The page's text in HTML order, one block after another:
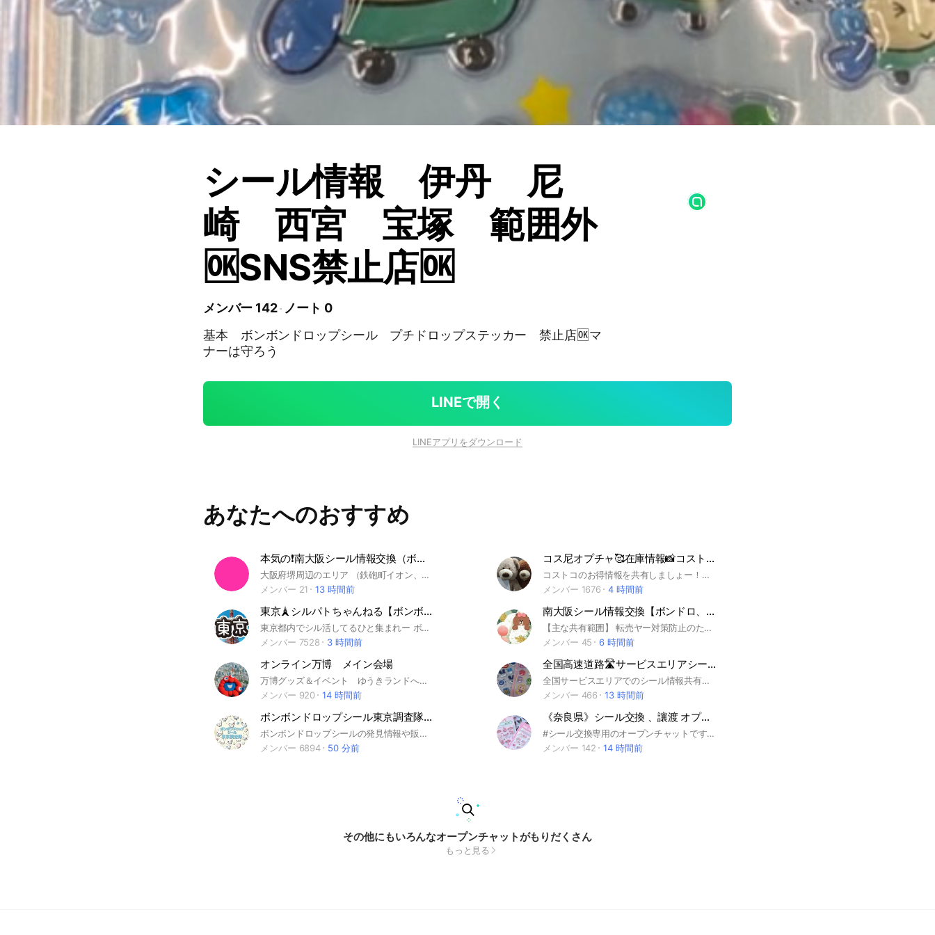
シール情報 伊丹 尼
崎 西宮 宝塚 範囲外
🆗SNS禁止店🆗
メンバー 142
ノート 0
基本 ボンボンドロップシール プチドロップステッカー 禁止店🆗マ
ナーは守ろう
LINEで開く
LINEアプリをダウンロード
あなたへのおすすめ
本気の❗️南大阪シール情報交換（ボンボンうるちゅるプチドロ）
大阪府堺周辺のエリア （鉄砲町イオン、北花田イオン、泉南イオン、セブンパーク天美、アリオ鳳、ウイングス、鳳イオン、ららぽ和泉、ドンキホーテ、しまむらなど） の情報を共有できればと思っております⭐︎ 平面シールの情報はなし 立体シールのみ！ 頻繁にシル活、共有をしてくれる方のみのオプチャにしたいと思っているので、 メンバー整理を定期的にいたします⭐︎ 他オプチャへの共有✖︎ 入るといいことがあるかもしれません…！ #大阪 #シール情報交換 #ボンボンドロップシール #うるちゅる #プチドロップステッカー #南大阪
メンバー 21
13 時間前
コス尼オプチャ🥰在庫情報📸コストコ尼崎倉庫店#コス尼オプチャ
コストコのお得情報を共有しましょー！！店内の割引情報、入荷情報、オススメ購入品など、パシャっと、サクッと載せて、皆お得にお買い物できますようにー！！ #コス尼オプチャ #尼崎倉庫店 #尼崎 #コストコ #costco #コストコ購入品 #クーポン #割引 #新商品 #店内写真 #割引情報 #店内情報
メンバー 1676
4 時間前
東京🗼シルパトちゃんねる【ボンボンドロップシール情報】
東京都内でシル活してるひと集まれー ボンドロ ボンボンドロップシール シルパト シル活 シール帳
メンバー 7528
3 時間前
南大阪シール情報交換【ボンドロ、プチドロ、うるちゅる】
【主な共有範囲】 転売ヤー対策防止のため定期的にメンバー整理を行います。 ららぽ堺、中百舌鳥、富田林、アリオ鳳、鳳ウィングス、原山バラエティ、松原ドンキ、和泉中央ドンキ、鉄砲町など #シル活 #シール #ボンボンドロップシール #南大阪 #南河内
メンバー 45
6 時間前
オンライン万博 メイン会場
万博グッズ＆イベント ゆうきランドへようこそ！ 👇🏻みんなで一緒にこんな事を楽しもう👇🏻 ⭐️万博グッズの情報交換 （オンライン＆実店舗） ⭐️万博イベントや万博グルメなどのアフター万博全般の情報交換 ⭐️大阪関西万博の想い出を語ろう ⭐️次の万博に向けて(リヤドや横浜など) 👇🏻ゆうきランドの提供するサービス👇🏻 💫エリア別で情報交換できるサブルーム 💫今月のアフター万博イベントまとめノート 💫イベントが一目でわかる！大阪とその他で分けられたイベントカレンダー 💫管理者と皆んなで織りなす雑談ルームと不定期開催LIVEトーク 万博やミャクミャクが好きな方はもちろん、異国文化やいろんなイベント、いろんな国のグルメも楽しめます🤩 みんなで色々な情報を共有できたら良いなと思います！ #万博 #expo #expo2025 #ミャクミャク #ミャクミャクグッズ #アフター万博 #万博グッズ #ぬいぐるみ #ぬい活 #グルメ #イベント #サンリオ #ピンバッジ #花博 #トゥンクトゥンク #トュンクトュンク #ゆうき
メンバー 920
14 時間前
全国高速道路🛣️サービスエリアシール情報🩷
全国サービスエリアでのシール情報共有板です！#シール #ボンボンドロップシール #シル活 #シルパト
メンバー 466
13 時間前
ボンボンドロップシール東京調査隊#シルパト
ボンボンドロップシールの発見情報や販売情報など、東京の情報をみんなで調査するオプチャです。#シルパト#ボンドロ#シル活
メンバー 6894
50 分前
《奈良県》シール交換 、讓渡 オプチャ ♡
#シール交換専用のオープンチャットです #シール #シル活 #ボンボンドロップシール
メンバー 142
14 時間前
その他にもいろんなオープンチャットがもりだくさん
もっと見る